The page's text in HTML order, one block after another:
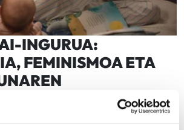
INGURUA:
FEMINISMOA ETA